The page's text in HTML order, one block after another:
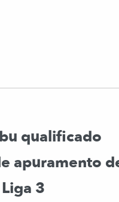
qualificado
apuramento
3